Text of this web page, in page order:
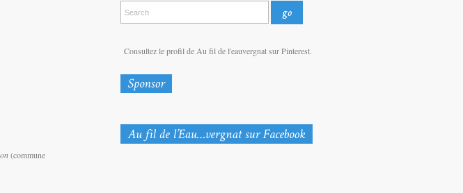
(commune
Consultez le profil de Au fil de l'eauvergnat sur Pinterest.